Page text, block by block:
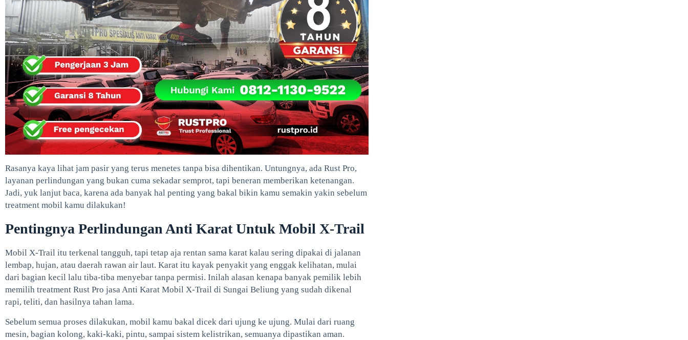
Rasanya kaya lihat jam pasir yang terus menetes tanpa bisa dihentikan. Untungnya, ada Rust Pro,
layanan perlindungan yang bukan cuma sekadar semprot, tapi beneran memberikan ketenangan.
Jadi, yuk lanjut baca, karena ada banyak hal penting yang bakal bikin kamu semakin yakin sebelum
treatment mobil kamu dilakukan!
Pentingnya Perlindungan Anti Karat Untuk Mobil X-Trail
Mobil X-Trail itu terkenal tangguh, tapi tetap aja rentan sama karat kalau sering dipakai di jalanan
lembap, hujan, atau daerah rawan air laut. Karat itu kayak penyakit yang enggak kelihatan, mulai
dari bagian kecil lalu tiba-tiba menyebar tanpa permisi. Inilah alasan kenapa banyak pemilik lebih
memilih treatment Rust Pro jasa Anti Karat Mobil X-Trail di Sungai Beliung yang sudah dikenal
rapi, teliti, dan hasilnya tahan lama.
Sebelum semua proses dilakukan, mobil kamu bakal dicek dari ujung ke ujung. Mulai dari ruang
mesin, bagian kolong, kaki-kaki, pintu, sampai sistem kelistrikan, semuanya dipastikan aman.